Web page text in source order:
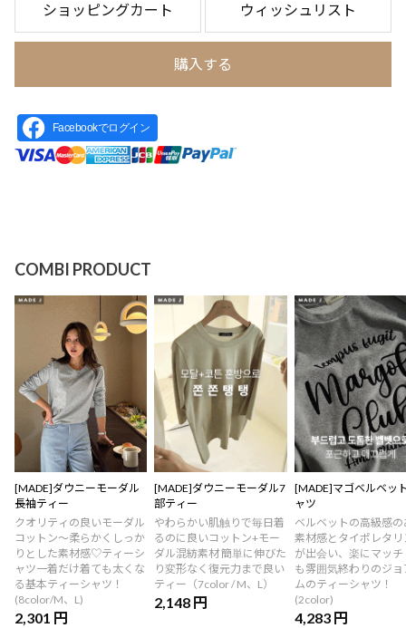
ショッピングカート ウィッシュリスト
購入する
Facebookでログイン
COMBI PRODUCT
[MADE]ダウニーモーダル
長袖ティー
クオリティの良いモーダル
コットン〜柔らかくしっか
りとした素材感♡ティーシ
ャツ一着だけ着ても太くな
る基本ティーシャツ！
(8color/M、L)
2,301 円
[MADE]ダウニーモーダル7
部ティー
やわらかい肌触りで毎日着
るのに良いコットン+モー
ダル混紡素材 簡単に伸びた
り変形なく復元力まで良い
ティー（7color / M、L）
2,148 円
[MADE]マゴベルベッ
ャツ
ベルベットの高級感の
素材感とタイポレタリ
が出会い、楽にマッチ
も雰囲気終わりのジョ
ムのティーシャツ！
(2color)
4,283 円